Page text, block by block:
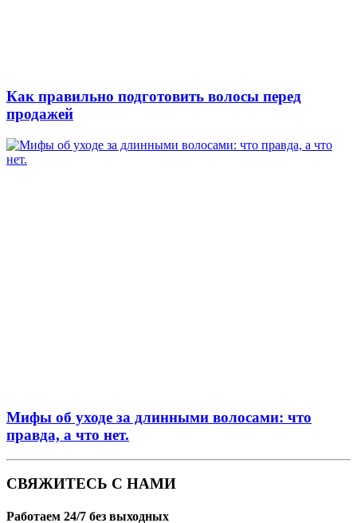
Как правильно подготовить волосы перед
продажей
Мифы об уходе за длинными волосами: что
правда, а что нет.
СВЯЖИТЕСЬ С НАМИ
Работаем 24/7 без выходных